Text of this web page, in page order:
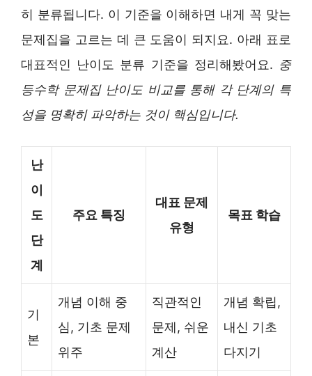
히 분류됩니다. 이 기준을 이해하면 내게 꼭 맞는
문제집을 고르는 데 큰 도움이 되지요. 아래 표로
대표적인 난이도 분류 기준을 정리해봤어요. 중
등수학 문제집 난이도 비교를 통해 각 단계의 특
성을 명확히 파악하는 것이 핵심입니다.
난
이
도
단
계
주요 특징
대표 문제
유형
목표 학습
기
본
개념 이해 중
심, 기초 문제
위주
직관적인
문제, 쉬운
계산
개념 확립,
내신 기초
다지기